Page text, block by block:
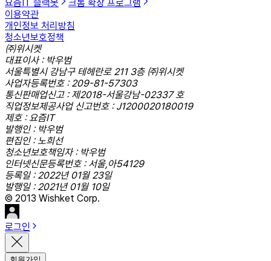
요즘IT 슬랙봇
크롬 확장 프로그램
이용약관
개인정보 처리방침
청소년보호정책
㈜위시켓
대표이사 : 박우범
서울특별시 강남구 테헤란로 211 3층 ㈜위시켓
사업자등록번호 : 209-81-57303
통신판매업신고 : 제2018-서울강남-02337 호
직업정보제공사업 신고번호 : J1200020180019
제호 : 요즘IT
발행인 : 박우범
편집인 : 노희선
청소년보호책임자 : 박우범
인터넷신문등록번호 : 서울,아54129
등록일 : 2022년 01월 23일
발행일 : 2021년 01월 10일
© 2013 Wishket Corp.
로그인